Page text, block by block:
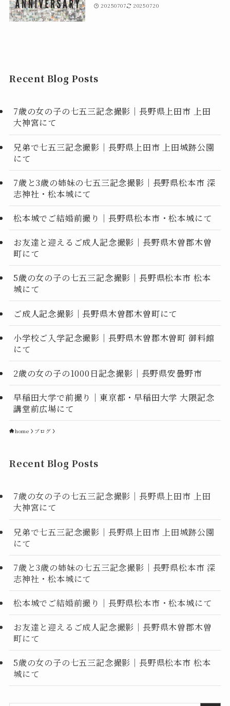
20250707 20250720
Recent Blog Posts
7歳の女の子の七五三記念撮影｜長野県上田市 上田
大神宮にて
兄弟で七五三記念撮影｜長野県上田市 上田城跡公園
にて
7歳と3歳の姉妹の七五三記念撮影｜長野県松本市 深
志神社・松本城にて
松本城でご結婚前撮り｜長野県松本市・松本城にて
お友達と迎えるご成人記念撮影｜長野県木曽郡木曽
町にて
5歳の女の子の七五三記念撮影｜長野県松本市 松本
城にて
ご成人記念撮影｜長野県木曽郡木曽町にて
小学校ご入学記念撮影｜長野県木曽郡木曽町 御料館
にて
2歳の女の子の1000日記念撮影｜長野県安曇野市
早稲田大学で前撮り｜東京都・早稲田大学 大隈記念
講堂前広場にて
home ブログ
Recent Blog Posts
7歳の女の子の七五三記念撮影｜長野県上田市 上田
大神宮にて
兄弟で七五三記念撮影｜長野県上田市 上田城跡公園
にて
7歳と3歳の姉妹の七五三記念撮影｜長野県松本市 深
志神社・松本城にて
松本城でご結婚前撮り｜長野県松本市・松本城にて
お友達と迎えるご成人記念撮影｜長野県木曽郡木曽
町にて
5歳の女の子の七五三記念撮影｜長野県松本市 松本
城にて